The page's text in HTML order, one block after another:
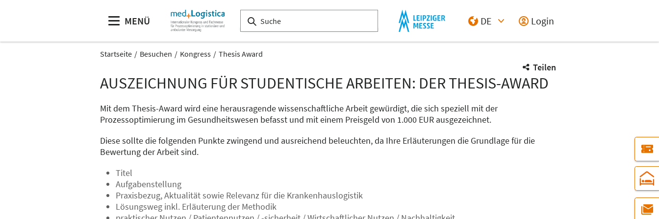
MENÜ
DE
Login
Startseite Besuchen Kongress Thesis Award
Teilen
AUSZEICHNUNG FÜR STUDENTISCHE ARBEITEN: DER THESIS-AWARD
Mit dem Thesis-Award wird eine herausragende wissenschaftliche Arbeit gewürdigt, die sich speziell mit der
Prozessoptimierung im Gesundheitswesen befasst und mit einem Preisgeld von 1.000 EUR ausgezeichnet.
Diese sollte die folgenden Punkte zwingend und ausreichend beleuchten, da Ihre Erläuterungen die Grundlage für die
Bewertung der Arbeit sind.
Titel
Aufgabenstellung
Praxisbezug, Aktualität sowie Relevanz für die Krankenhauslogistik
Lösungsweg inkl. Erläuterung der Methodik